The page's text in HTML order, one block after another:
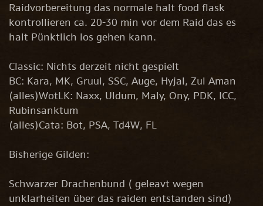
Raidvorbereitung das normale halt food flask
kontrollieren ca. 20-30 min vor dem Raid das es
halt Pünktlich los gehen kann.
Classic: Nichts derzeit nicht gespielt
BC: Kara, MK, Gruul, SSC, Auge, Hyjal, Zul Aman
(alles)WotLK: Naxx, Uldum, Maly, Ony, PDK, ICC,
Rubinsanktum
(alles)Cata: Bot, PSA, Td4W, FL
Bisherige Gilden:
Schwarzer Drachenbund ( geleavt wegen
unklarheiten über das raiden entstanden sind)